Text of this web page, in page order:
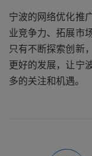
宁波的网络优化推
业竞争力、拓展市
只有不断探索创新
更好的发展，让宁
多的关注和机遇。